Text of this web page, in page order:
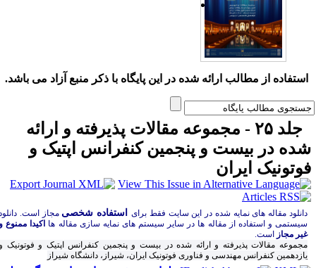
استفاده از مطالب ارائه شده در این پایگاه با ذکر منبع آزاد می باشد.
جلد ۲۵ - مجموعه مقالات پذیرفته و ارائه
در بیست و پنجمین کنفرانس اپتیک و
ایران
دانلود مقاله های نمایه شده در این سایت فقط برای استفاده شخصیمجاز است. دانلود
سیستمی و استفاده از مقاله ها در سایر سیستم های نمایه سازی مقاله هااکیدا ممنوع و
غیر مجازاست.
مجموعه مقالات پذیرفته و ارائه شده در بیست و پنجمین کنفرانس اپتیک و فوتونیک و
یازدهمین کنفرانس مهندسی و فناوری فوتونیک ایران، شیراز، دانشگاه شیراز